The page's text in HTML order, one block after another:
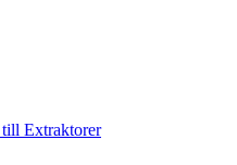
Extraktorer